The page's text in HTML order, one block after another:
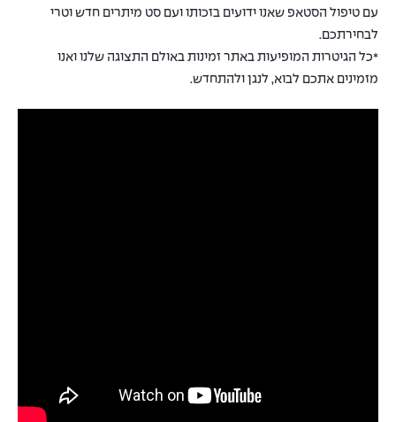
עם טיפול הסטאפ שאנו ידועים בזכותו ועם סט מיתרים חדש וטרי
לבחירתכם.
*כל הגיטרות המופיעות באתר זמינות באולם התצוגה שלנו ואנו
מזמינים אתכם לבוא, לנגן ולהתחדש.